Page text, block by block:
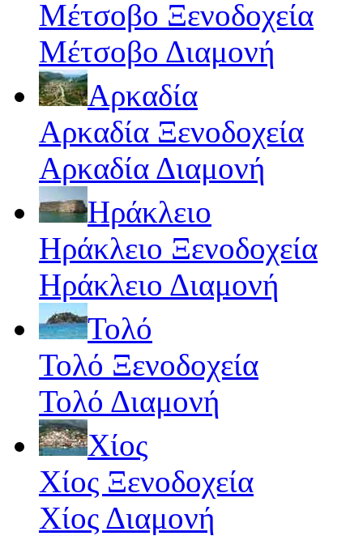
Μέτσοβο Ξενοδοχεία
Μέτσοβο Διαμονή
Αρκαδία
Αρκαδία Ξενοδοχεία
Αρκαδία Διαμονή
Ηράκλειο
Ηράκλειο Ξενοδοχεία
Ηράκλειο Διαμονή
Τολό
Τολό Ξενοδοχεία
Τολό Διαμονή
Χίος
Χίος Ξενοδοχεία
Χίος Διαμονή